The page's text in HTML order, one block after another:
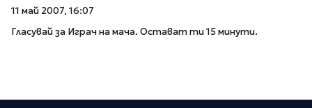
11 май 2007, 16:07
Гласувай за Играч на мача. Остават ти 15 минути.